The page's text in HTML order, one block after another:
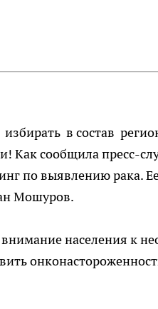
в состав
Как сообщила пресс-
по выявлению рака.
Мошуров.
населения к